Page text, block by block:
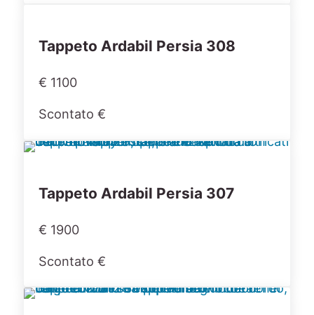
Tappeto Ardabil Persia 308
€ 1100
Scontato €
Tappeto Ardabil Persia 307
€ 1900
Scontato €